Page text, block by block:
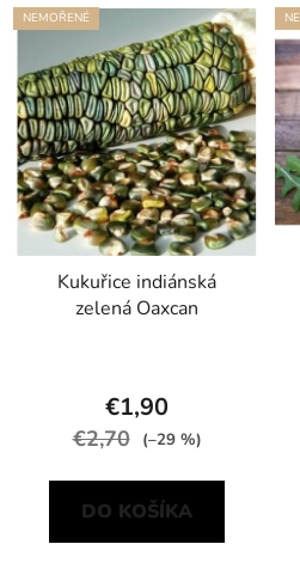
NEMOŘENÉ
Kukuřice indiánská
zelená Oaxcan
€1,90
€2,70 (–29 %)
DO KOŠÍKA